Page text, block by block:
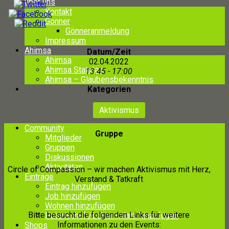
Kontakt
Gönner
Gönneranmeldung
Impressum
Ahimsa
Ahimsa
Ahimsa Statuten
Ahimsa – Glaubensbekenntnis
Community
Mitglieder
Gruppen
Diskussionen
Aktivitäten
Einträge
Eintrag hinzufügen
Job hinzufügen
Wohnen hinzufügen
Patenschaft/Lebensplatz hinzufügen
Shops
Datum/Zeit
02.04.2022
13:45 - 17:00
Kategorien
Aktivismus
Gruppe
Circle of Compassion – wir machen Aktivismus mit Herz,
Verstand & Tatkraft
Bitte besucht die folgenden Links für weitere
Informationen zu den Events: